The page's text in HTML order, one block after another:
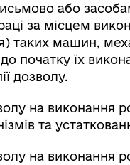
або
за місцем
таких машин,
початку їх
дозволу.
на виконання
та
на виконання